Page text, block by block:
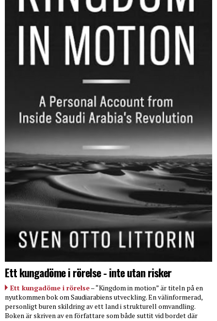
Ett kungadöme i rörelse - inte utan risker
Ett kungadöme i rörelse– “Kingdom in motion” är titeln på en
nyutkommen bok om Saudiarabiens utveckling. En välinformerad,
personligt buren skildring av ett land i strukturell omvandling.
Boken är skriven av en författare som både suttit vid bordet där